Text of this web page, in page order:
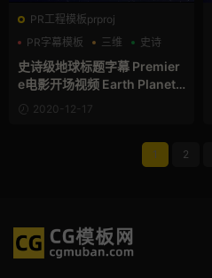
PR工程模板prproj
PR字幕模板
三维 史诗
史诗级地球标题字幕 Premier
e电影开场视频 Earth Planet
Titles2020-12-17
1 2